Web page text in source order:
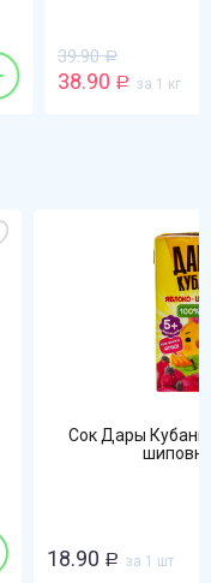
39.90 Р
38.90 Р за 1 кг
Сок Дары Кубани
18.90 Р за 1 шт